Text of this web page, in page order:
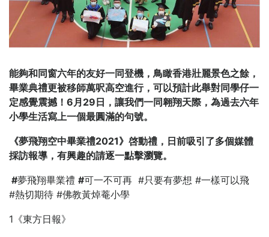
能夠和同窗六年的友好一同登機，鳥瞰香港壯麗景色之餘，
畢業典禮更被移師萬呎高空進行，可以預計此舉對同學仔一
定感覺震撼！ 6月 29 日，讓我們一同翱翔天際，為過去六年
小學生活寫上一個最圓滿的句號。
《夢飛翔空中畢業禮2021》啓動禮，日前吸引了多個媒體
採訪報導，有興趣的請逐一點擊瀏覽。
#夢飛翔畢業禮 #可一不可再 #只要有夢想 #一樣可以飛
#熱切期待 #佛教黃焯菴小學
1《東方日報》